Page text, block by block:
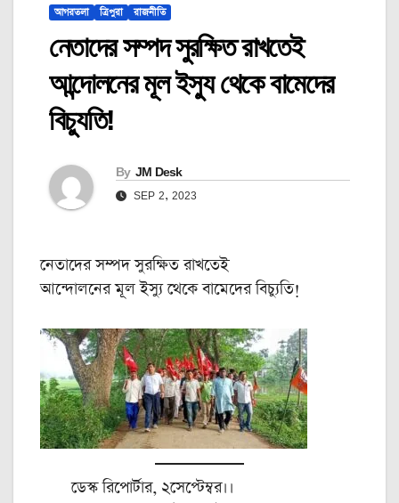
আগরতলা ত্রিপুরা রাজনীতি
নেতাদের সম্পদ সুরক্ষিত রাখতেই
আন্দোলনের মূল ইস্যু থেকে বামেদের
বিচ্যুতি!
By JM Desk
SEP 2, 2023
নেতাদের সম্পদ সুরক্ষিত রাখতেই
আন্দোলনের মূল ইস্যু থেকে বামেদের বিচ্যুতি!
ডেস্ক রিপোর্টার, ২সেপ্টেম্বর।।